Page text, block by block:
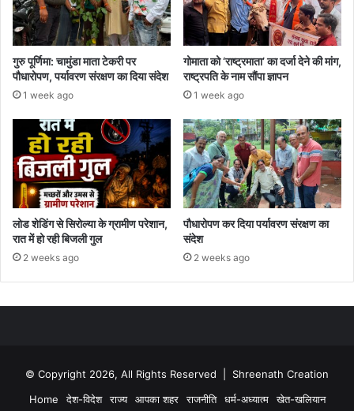
गुरु पूर्णिमा: चामुंडा माता टेकरी पर
पौधारोपण, पर्यावरण संरक्षण का दिया संदेश
1 week ago
गोमाता को ‘राष्ट्रमाता’ का दर्जा देने की मांग,
राष्ट्रपति के नाम सौंपा ज्ञापन
1 week ago
लोड शेडिंग से सिरोल्या के ग्रामीण परेशान,
रात में हो रही बिजली गुल
2 weeks ago
पौधारोपण कर दिया पर्यावरण संरक्षण का
संदेश
2 weeks ago
© Copyright 2026, All Rights Reserved | Shreenath Creation
Home
देश-विदेश राज्य आपका शहर राजनीति धर्म-अध्यात्म खेत-खलियान